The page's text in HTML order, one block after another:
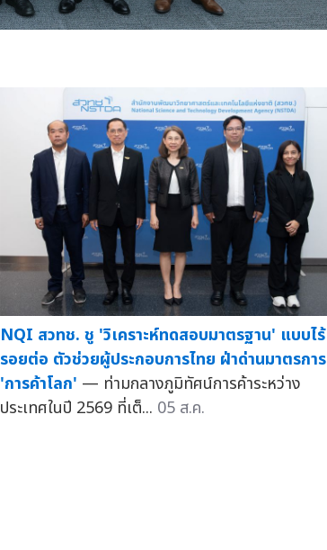
NQI สวทช. ชู 'วิเคราะห์ทดสอบมาตรฐาน' แบบไร้
รอยต่อ ตัวช่วยผู้ประกอบการไทย ฝ่าด่านมาตรการ
'การค้าโลก' — ท่ามกลางภูมิทัศน์การค้าระหว่าง
ประเทศในปี 2569 ที่เต็... 05 ส.ค.